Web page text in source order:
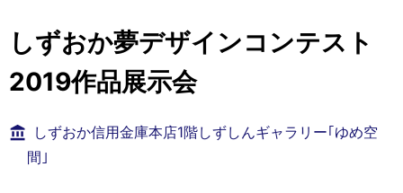
しずおか夢デザインコンテスト
2019作品展示会
しずおか信用金庫本店1階しずしんギャラリー｢ゆめ空
間｣